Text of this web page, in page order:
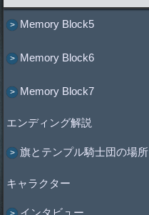
Memory Block5
Memory Block6
Memory Block7
エンディング解説
旗とテンプル騎士団の場所
キャラクター
インタビュー